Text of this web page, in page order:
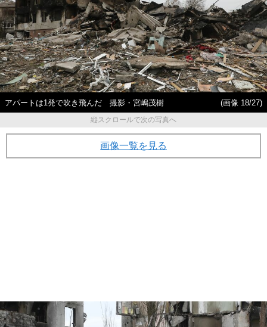
アパートは1発で吹き飛んだ 撮影・宮嶋茂樹
(画像 18/27)
縦スクロールで次の写真へ
画像一覧を見る